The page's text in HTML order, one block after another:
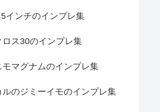
インチのインプレ集
ロス30のインプレ集
モマグナムのインプレ集
ルのジミーイモのインプレ集